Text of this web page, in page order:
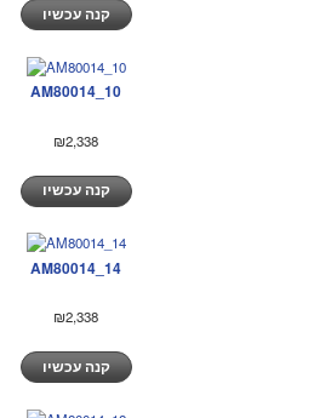
קנה עכשיו
AM80014_10
₪2,338
קנה עכשיו
AM80014_14
₪2,338
קנה עכשיו